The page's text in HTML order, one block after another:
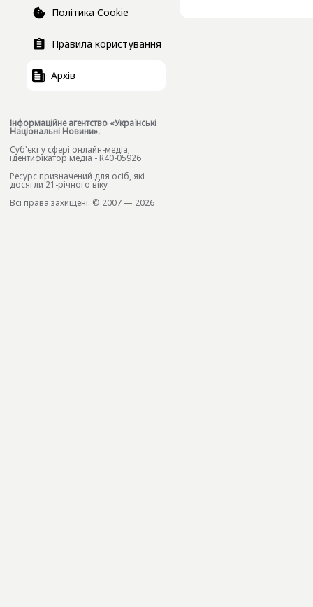
Політика Cookie
Правила користування
Архів
Інформаційне агентство «Українські
Національні Новини».
Cуб'єкт у сфері онлайн-медіа;
ідентифікатор медіа - R40-05926
Ресурс призначений для осіб, які
досягли 21-річного віку
Всі права захищені. © 2007 — 2026